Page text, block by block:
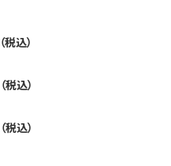
（税込）
（税込）
（税込）